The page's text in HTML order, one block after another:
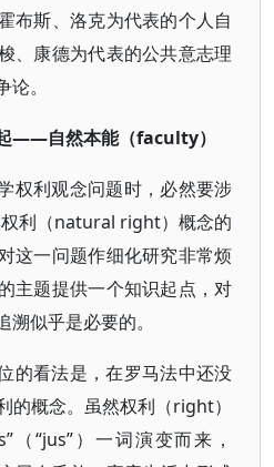
布斯、洛克为代表的个人自
、康德为代表的公共意志理
。
——自然本能（faculty）
权利观念问题时，必然要涉
利（natural right）概念的
这一问题作细化研究非常烦
主题提供一个知识起点，对
似乎是必要的。
的看法是，在罗马法中还没
的概念。虽然权利（right）
（“jus”）一词演变而来，